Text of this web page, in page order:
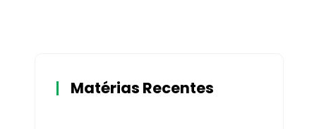
Matérias Recentes